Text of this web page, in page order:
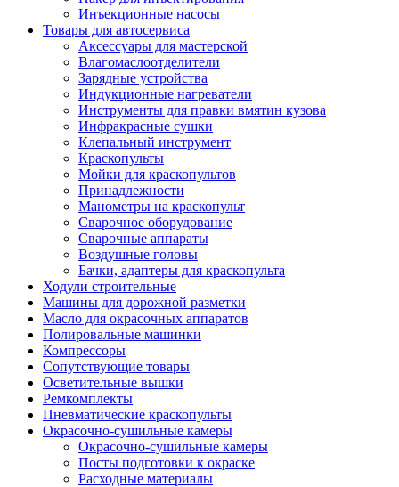
Инъекционные насосы
Товары для автосервиса
Аксессуары для мастерской
Влагомаслоотделители
Зарядные устройства
Индукционные нагреватели
Инструменты для правки вмятин кузова
Инфракрасные сушки
Клепальный инструмент
Краскопульты
Мойки для краскопультов
Принадлежности
Манометры на краскопульт
Сварочное оборудование
Сварочные аппараты
Воздушные головы
Бачки, адаптеры для краскопульта
Ходули строительные
Машины для дорожной разметки
Масло для окрасочных аппаратов
Полировальные машинки
Компрессоры
Сопутствующие товары
Осветительные вышки
Ремкомплекты
Пневматические краскопульты
Окрасочно-сушильные камеры
Окрасочно-сушильные камеры
Посты подготовки к окраске
Расходные материалы